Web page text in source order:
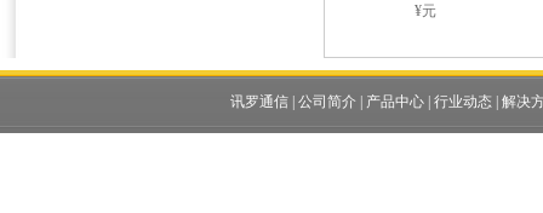
¥元
讯罗通信| 公司简介| 产品中心| 行业动态| 解决